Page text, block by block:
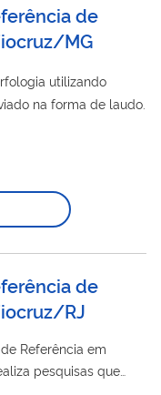
de
MG
utilizando
na forma de laudo.
de
RJ
Referência em
pesquisas que